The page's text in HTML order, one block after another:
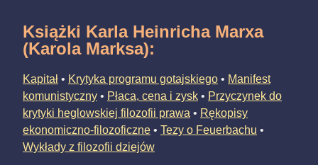
Książki Karla Heinricha Marxa
(Karola Marksa):
Kapitał • Krytyka programu gotajskiego • Manifest
komunistyczny • Płaca, cena i zysk • Przyczynek do
krytyki heglowskiej filozofii prawa • Rękopisy
ekonomiczno-filozoficzne • Tezy o Feuerbachu •
Wykłady z filozofii dziejów